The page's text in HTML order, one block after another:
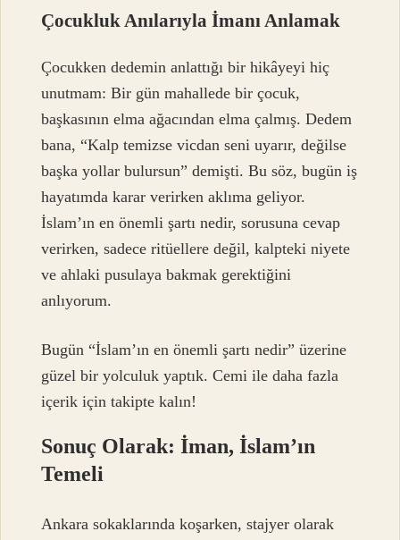
Çocukluk Anılarıyla İmanı Anlamak
Çocukken dedemin anlattığı bir hikâyeyi hiç
unutmam: Bir gün mahallede bir çocuk,
başkasının elma ağacından elma çalmış. Dedem
bana, “Kalp temizse vicdan seni uyarır, değilse
başka yollar bulursun” demişti. Bu söz, bugün iş
hayatımda karar verirken aklıma geliyor.
İslam’ın en önemli şartı nedir, sorusuna cevap
verirken, sadece ritüellere değil, kalpteki niyete
ve ahlaki pusulaya bakmak gerektiğini
anlıyorum.
Bugün “İslam’ın en önemli şartı nedir” üzerine
güzel bir yolculuk yaptık. Cemi ile daha fazla
içerik için takipte kalın!
Sonuç Olarak: İman, İslam’ın
Temeli
Ankara sokaklarında koşarken, stajyer olarak